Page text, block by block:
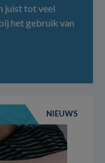
juist tot veel
het gebruik van
NIEUWS